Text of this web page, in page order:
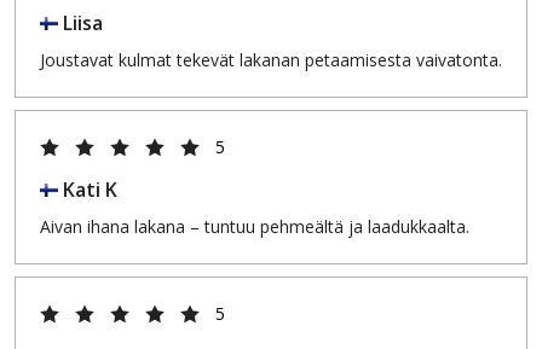
Liisa
Joustavat kulmat tekevät lakanan petaamisesta vaivatonta.
5
Kati K
Aivan ihana lakana – tuntuu pehmeältä ja laadukkaalta.
5